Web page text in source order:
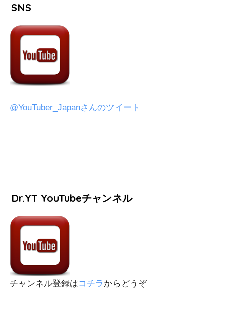
SNS
@YouTuber_Japanさんのツイート
Dr.YT YouTubeチャンネル
チャンネル登録はコチラ からどうぞ